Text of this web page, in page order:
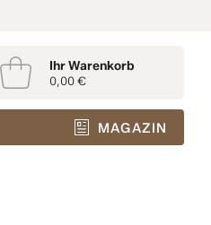
Ihr Warenkorb
0,00 €
MAGAZIN